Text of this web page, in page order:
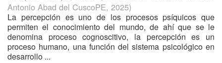
Antonio Abad del CuscoPE, 2025)
La percepción es uno de los procesos psíquicos que
permiten el conocimiento del mundo, de ahí que se le
denomina proceso cognoscitivo, la percepción es un
proceso humano, una función del sistema psicológico en
desarrollo ...